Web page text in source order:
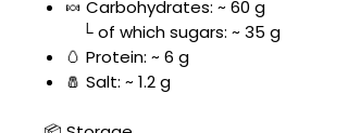
🍬 Carbohydrates: ~ 60 g
└ of which sugars: ~ 35 g
🥚 Protein: ~ 6 g
🧂 Salt: ~ 1.2 g